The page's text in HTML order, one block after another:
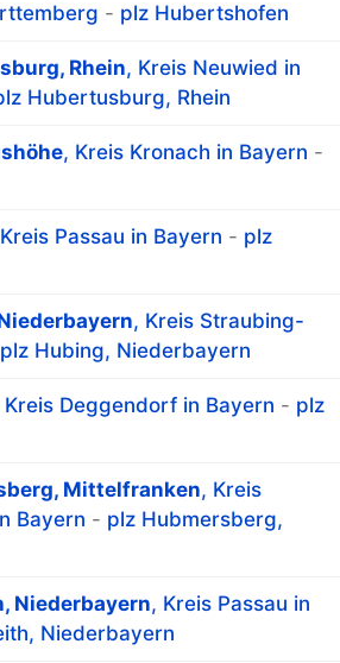
- plz Hubertshofen
Rhein, Kreis Neuwied in
Hubertusburg, Rhein
, Kreis Kronach in Bayern -
Passau in Bayern - plz
, Kreis Straubing-
plz Hubing, Niederbayern
Kreis Deggendorf in Bayern - plz
Mittelfranken, Kreis
Bayern - plz Hubmersberg,
Niederbayern, Kreis Passau in
Niederbayern